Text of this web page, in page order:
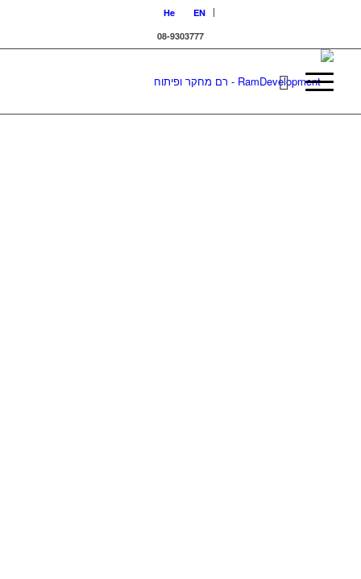
EN
He
08-9303777